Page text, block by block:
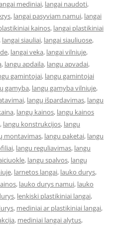
mediniai, langai naudoti,
, langai pasyviam namui, langai
kainos, langai plastikiniai
, langai siauliai, langai siauliuose,
, langai veka, langai vilniuje,
, langu apdaila, langu apvadai,
gamintojai, langu gamintojai
gamyba, langų gamyba vilniuje,
, langų išpardavimas, langu
, langų kainos, langu kainos
, langu konstrukcijos, langu
montavimas, langu paketai, langu
, langu reguliavimas, langu
, langu spalvos, langų
, larnetos langai, lauko durys,
, lauko durys namui, lauko
, lenkiski plastikiniai langai,
, mediniai ar plastikiniai langai,
, mediniai langai alytus,